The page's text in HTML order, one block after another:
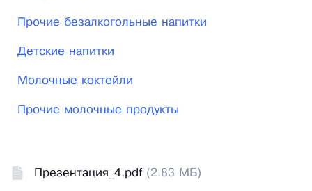
Прочие безалкогольные напитки
Детские напитки
Молочные коктейли
Прочие молочные продукты
Презентация_4.pdf (2.83 МБ)